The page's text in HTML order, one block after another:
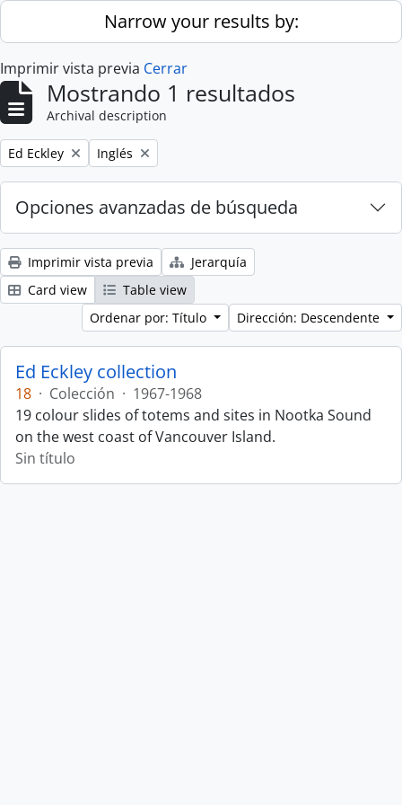
Skip to main contentNarrow your results by:
Imprimir vista previa Cerrar
Mostrando 1 resultados
Archival description
Remove filter:
Ed Eckley Remove filter:
Inglés
Opciones avanzadas de búsqueda
Imprimir vista previa
Jerarquía
Card view
Table view
Ordenar por: Título
Dirección: Descendente
Ed Eckley collection
18 · Colección · 1967-1968
19 colour slides of totems and sites in Nootka Sound
on the west coast of Vancouver Island.
Sin título